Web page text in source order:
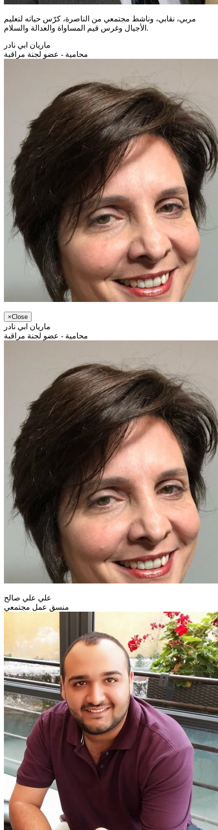
مربي، نقابي، وناشط مجتمعي من الناصرة، كرّس حياته لتعليم
الأجيال وغرس قيم المساواة والعدالة والسلام.
ماريان ابي نادر
محامية - عضو لجنة مراقبة
×Close
ماريان ابي نادر
محامية - عضو لجنة مراقبة
علي علي صالح
منسق عمل مجتمعي